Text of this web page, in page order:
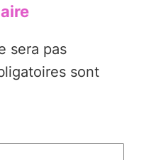
sera pas
sont